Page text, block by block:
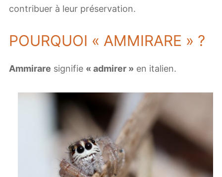
contribuer à leur préservation.
POURQUOI « AMMIRARE » ?
Ammirare signifie « admirer » en italien.